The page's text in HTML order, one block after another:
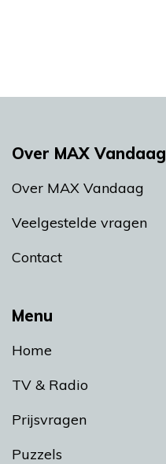
Menu
Home
TV & Radio
Prijsvragen
Puzzels
Over MAX Vandaag
Over MAX Vandaag
Veelgestelde vragen
Contact